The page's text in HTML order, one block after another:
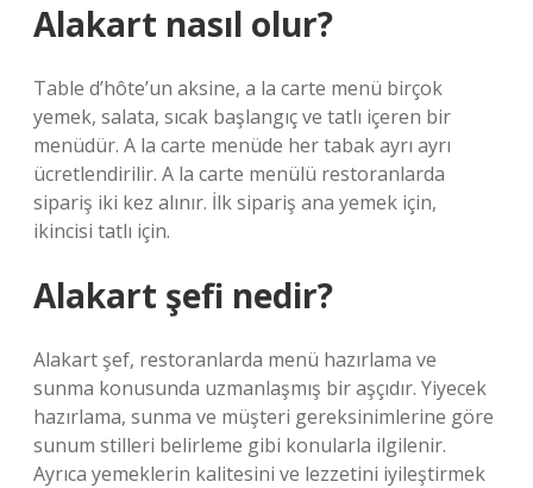
Alakart nasıl olur?
Table d’hôte’un aksine, a la carte menü birçok
yemek, salata, sıcak başlangıç ​​ve tatlı içeren bir
menüdür. A la carte menüde her tabak ayrı ayrı
ücretlendirilir. A la carte menülü restoranlarda
sipariş iki kez alınır. İlk sipariş ana yemek için,
ikincisi tatlı için.
Alakart şefi nedir?
Alakart şef, restoranlarda menü hazırlama ve
sunma konusunda uzmanlaşmış bir aşçıdır. Yiyecek
hazırlama, sunma ve müşteri gereksinimlerine göre
sunum stilleri belirleme gibi konularla ilgilenir.
Ayrıca yemeklerin kalitesini ve lezzetini iyileştirmek